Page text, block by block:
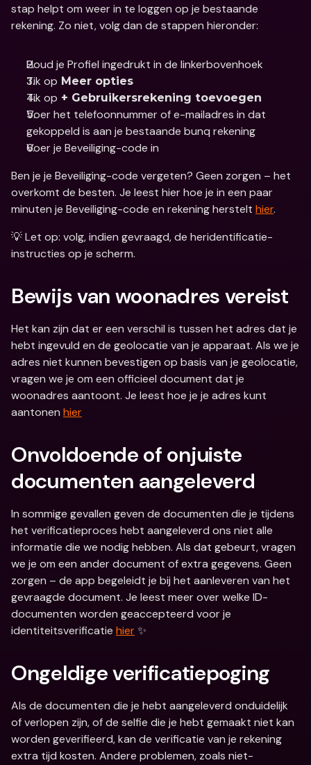
stap helpt om weer in te loggen op je bestaande
rekening. Zo niet, volg dan de stappen hieronder:
Houd je Profiel ingedrukt in de linkerbovenhoek
Tik op Meer opties
Tik op + Gebruikersrekening toevoegen
Voer het telefoonnummer of e-mailadres in dat
gekoppeld is aan je bestaande bunq rekening
Voer je Beveiliging-code in
Ben je je Beveiliging-code vergeten? Geen zorgen – het
overkomt de besten. Je leest hier hoe je in een paar
minuten je Beveiliging-code en rekening herstelt hier.
💡 Let op: volg, indien gevraagd, de heridentificatie-
instructies op je scherm.
Bewijs van woonadres vereist
Het kan zijn dat er een verschil is tussen het adres dat je
hebt ingevuld en de geolocatie van je apparaat. Als we je
adres niet kunnen bevestigen op basis van je geolocatie,
vragen we je om een officieel document dat je
woonadres aantoont. Je leest hoe je je adres kunt
aantonen hier
Onvoldoende of onjuiste
documenten aangeleverd
In sommige gevallen geven de documenten die je tijdens
het verificatieproces hebt aangeleverd ons niet alle
informatie die we nodig hebben. Als dat gebeurt, vragen
we je om een ander document of extra gegevens. Geen
zorgen – de app begeleidt je bij het aanleveren van het
gevraagde document. Je leest meer over welke ID-
documenten worden geaccepteerd voor je
identiteitsverificatie hier ✨
Ongeldige verificatiepoging
Als de documenten die je hebt aangeleverd onduidelijk
of verlopen zijn, of de selfie die je hebt gemaakt niet kan
worden geverifieerd, kan de verificatie van je rekening
extra tijd kosten. Andere problemen, zoals niet-